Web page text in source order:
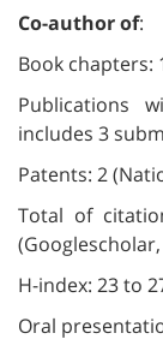
Co-author of:
Book chapters:
Publications
includes 3
Patents: 2
Total of
H-index: 23 to
Oral